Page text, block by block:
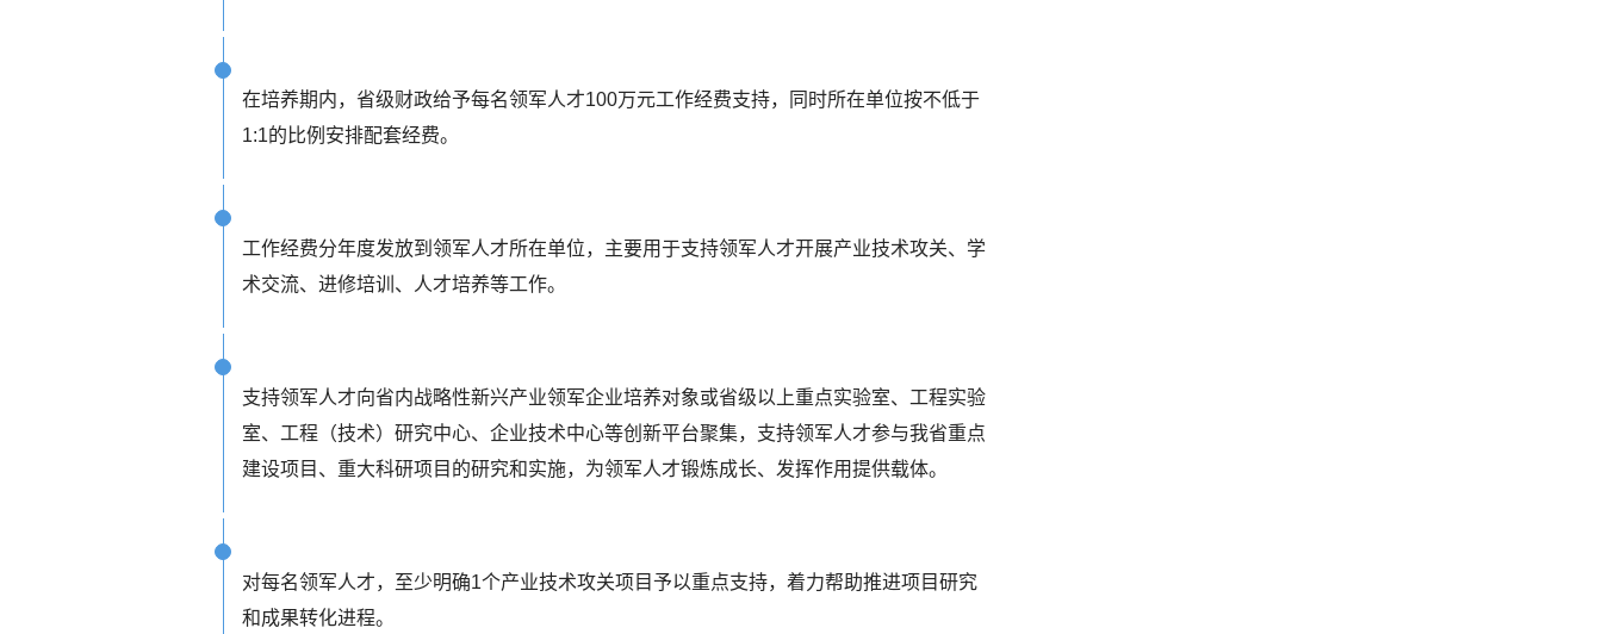
在培养期内，省级财政给予每名领军人才100万元工作经费支持，同时所在单位按不低于
1:1的比例安排配套经费。
工作经费分年度发放到领军人才所在单位，主要用于支持领军人才开展产业技术攻关、学
术交流、进修培训、人才培养等工作。
支持领军人才向省内战略性新兴产业领军企业培养对象或省级以上重点实验室、工程实验
室、工程（技术）研究中心、企业技术中心等创新平台聚集，支持领军人才参与我省重点
建设项目、重大科研项目的研究和实施，为领军人才锻炼成长、发挥作用提供载体。
对每名领军人才，至少明确1个产业技术攻关项目予以重点支持，着力帮助推进项目研究
和成果转化进程。